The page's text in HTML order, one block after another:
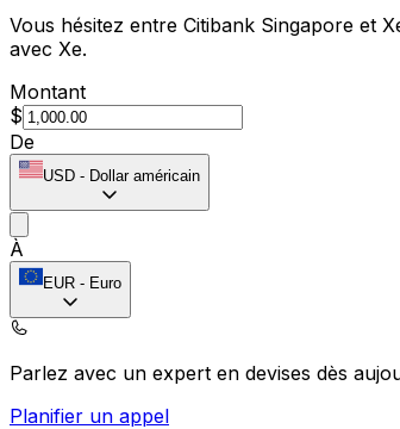
Vous hésitez entre Citibank Singapore et
avec Xe.
Montant
$
De
USD - Dollar américain
À
EUR - Euro
Parlez avec un expert en devises dès
Planifier un appel